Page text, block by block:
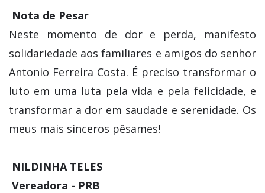
Nota de Pesar
Neste momento de dor e perda, manifesto
solidariedade aos familiares e amigos do senhor
Antonio Ferreira Costa. É preciso transformar o
luto em uma luta pela vida e pela felicidade, e
transformar a dor em saudade e serenidade. Os
meus mais sinceros pêsames!
NILDINHA TELES
Vereadora - PRB